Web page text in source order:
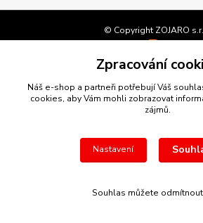
© Copyright ZOJARO
Zpracování
Náš e-shop a partneři potřebují Váš
cookies, aby Vám mohli zobrazovat
zájmů.
Nastavení
Souhlas můžete odmítnout